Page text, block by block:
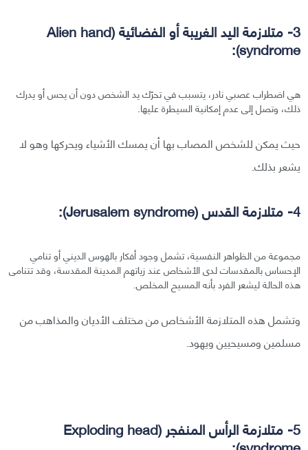
3- متلازمة اليد الغريبة أو الفضائية (Alien hand
syndrome):
هي اضطراب عصبي نادر، يتسبب في تحرّك يد الشخص دون أن يحس أو يدرك
ذلك، وتصل إلى عدم إمكانية السيطرة عليها.
حيث يمكن للشخص المصاب بها أن يمسك الأشياء ويحركها وهو لا
يشعر بذلك.
4- متلازمة القدس (Jerusalem syndrome):
مجموعة من الظواهر النفسية، تشمل وجود أفكار بالهوس الديني أو تنامي
الإحساس بالمقدسات لدى الأشخاص عند زياتهم المدينة المقدسة، وقد تتنامى
هذه الحالة ليشعر الفرد بأنه المسيح المخلص.
وتشمل هذه المتلازمة الأشخاص من مختلف الأديان والمذاهب من
مسلمين ومسيحيين ويهود.
5- متلازمة الرأس المنفجر (Exploding head